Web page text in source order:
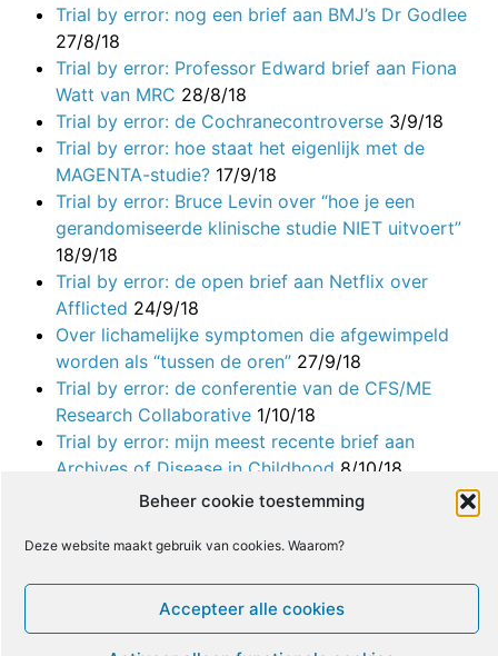
Beheer cookie toestemming
Deze website maakt gebruik van cookies. Waarom?
Accepteer alle cookies
Trial by error: nog een brief aan BMJ’s Dr Godlee
27/8/18
Trial by error: Professor Edward brief aan Fiona
Watt van MRC 28/8/18
Trial by error: de Cochranecontroverse 3/9/18
Trial by error: hoe staat het eigenlijk met de
MAGENTA-studie? 17/9/18
Trial by error: Bruce Levin over “hoe je een
gerandomiseerde klinische studie NIET uitvoert”
18/9/18
Trial by error: de open brief aan Netflix over
Afflicted 24/9/18
Over lichamelijke symptomen die afgewimpeld
worden als “tussen de oren” 27/9/18
Trial by error: de conferentie van de CFS/ME
Research Collaborative 1/10/18
Trial by error: mijn meest recente brief aan
Archives of Disease in Childhood 8/10/18
Trial by error: mijn eerste post over het IAPT-
Trial by error: Per Fink in New York
Psychosomatische Conferentie17/10/18
ME/CVS is geen psychosomatische ziekte18/10/18